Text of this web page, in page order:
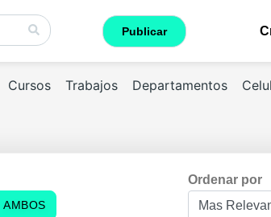
Publicar
Cursos Trabajos Departamentos
AMBOS
Ordenar por